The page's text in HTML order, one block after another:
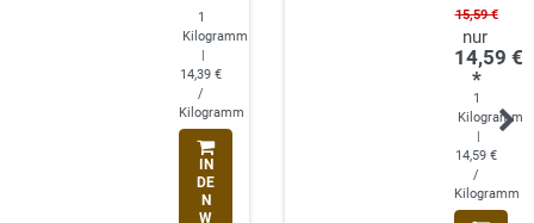
1
Kilogramm
14,39 €
/
Kilogramm
IN
DE
N
W
15,59 €
14,59 €
*
1
Kilogramm
14,59 €
/
Kilogramm